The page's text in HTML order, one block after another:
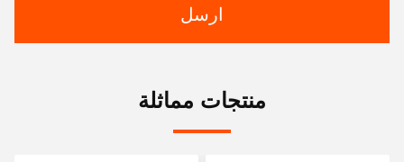
ارسل
منتجات مماثلة